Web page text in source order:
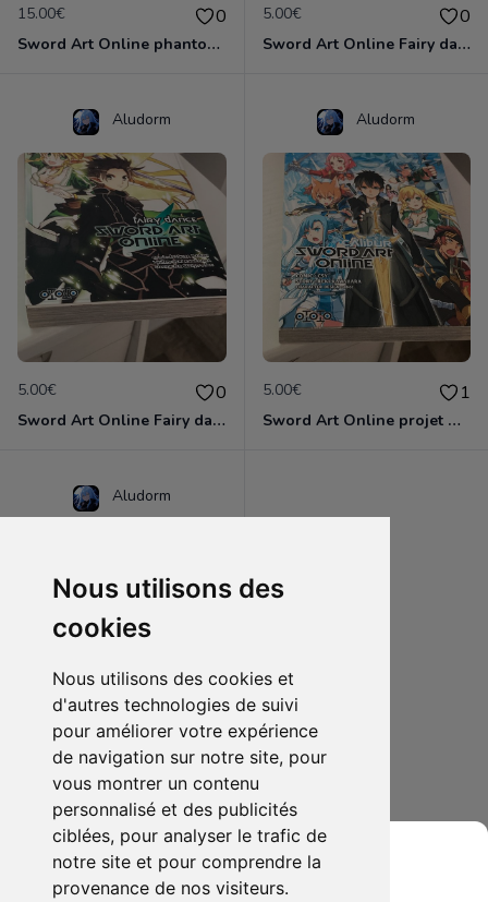
Nous utilisons des
cookies
Nous utilisons des cookies et
d'autres technologies de suivi
pour améliorer votre expérience
de navigation sur notre site, pour
vous montrer un contenu
personnalisé et des publicités
ciblées, pour analyser le trafic de
notre site et pour comprendre la
provenance de nos visiteurs.
15.00€ 0
Sword Art Online phantom bullet Tome 1 a 3
5.00€ 0
Sword Art Online Fairy dance Tome 3
Aludorm
5.00€ 0
Sword Art Online Fairy dance Tome 1
Aludorm
5.00€ 1
Sword Art Online projet Calibur Tome 1
Aludorm
5.00€ 1
Sword Art Online projet Alicization Tome 1